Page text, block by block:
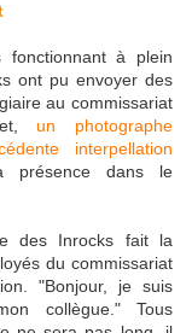
fonctionnant à plein
ont pu envoyer des
au commissariat
un photographe
interpellation
présence dans le
des Inrocks fait la
du commissariat
"Bonjour, je suis
collègue." Tous